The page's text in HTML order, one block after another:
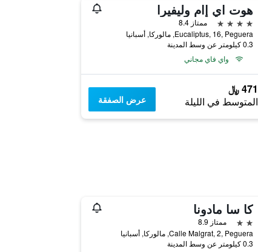
هوت اي إام وليفيرا
4 نجوم
ممتاز 8.4
Eucaliptus, 16, Peguera, مالوركا, أسبانيا
0.3 كيلومتر عن وسط المدينة
واي فاي مجاني
471 ﷼
المتوسط في الليلة عرض الصفقة
كا سا مادونا
2 نجمتين
ممتاز 8.9
Calle Malgrat, 2, Peguera, مالوركا, أسبانيا
0.3 كيلومتر عن وسط المدينة